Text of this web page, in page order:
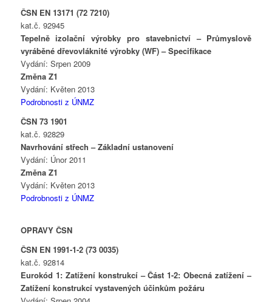
ČSN EN 13171 (72 7210)
kat.č. 92945
Tepelně izolační výrobky pro stavebnictví – Průmyslově
vyráběné dřevovláknité výrobky (WF) – Specifikace
Vydání: Srpen 2009
Změna Z1
Vydání: Květen 2013
Podrobnosti z ÚNMZ
ČSN 73 1901
kat.č. 92829
Navrhování střech – Základní ustanovení
Vydání: Únor 2011
Změna Z1
Vydání: Květen 2013
Podrobnosti z ÚNMZ
OPRAVY ČSN
ČSN EN 1991-1-2 (73 0035)
kat.č. 92814
Eurokód 1: Zatížení konstrukcí – Část 1-2: Obecná zatížení –
Zatížení konstrukcí vystavených účinkům požáru